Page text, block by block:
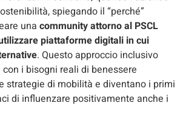
spiegando il “perché”
una community attorno al PSCL
piattaforme digitali in cui
. Questo approccio inclusivo
i bisogni reali di benessere
strategie di mobilità e diventano i primi
di influenzare positivamente anche i